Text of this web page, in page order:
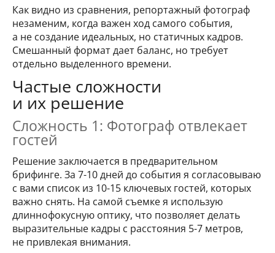
Как видно из сравнения, репортажный фотограф
незаменим, когда важен ход самого события,
а не создание идеальных, но статичных кадров.
Смешанный формат дает баланс, но требует
отдельно выделенного времени.
Частые сложности
и их решение
Сложность 1: Фотограф отвлекает
гостей
Решение заключается в предварительном
брифинге. За 7-10 дней до события я согласовываю
с вами список из 10-15 ключевых гостей, которых
важно снять. На самой съемке я использую
длиннофокусную оптику, что позволяет делать
выразительные кадры с расстояния 5-7 метров,
не привлекая внимания.